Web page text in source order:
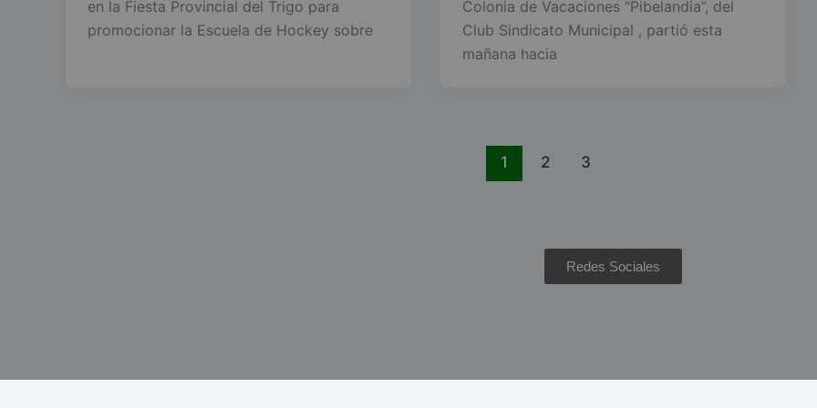
en la Fiesta Provincial del Trigo para
promocionar la Escuela de Hockey sobre
Colonia de Vacaciones “Pibelandia”, del
Club Sindicato Municipal , partió esta
mañana hacia
1 2 3
Redes Sociales